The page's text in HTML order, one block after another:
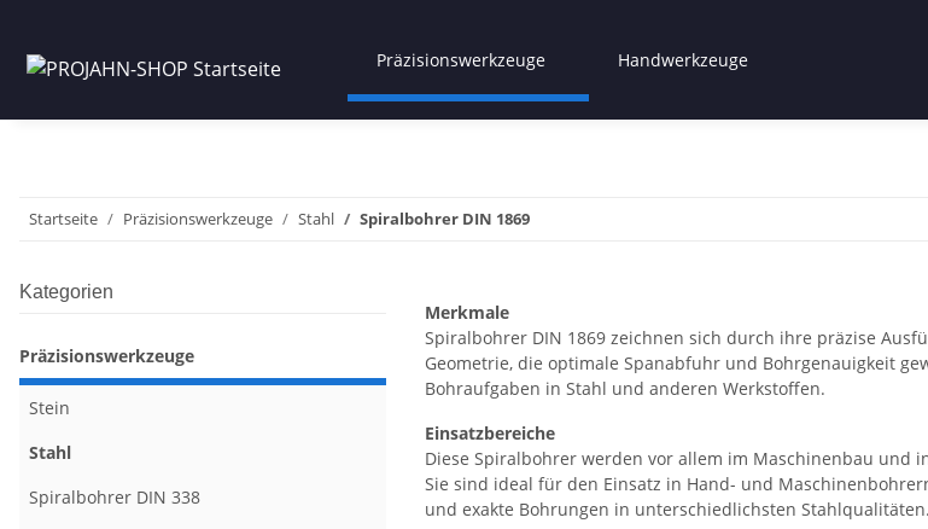
Präzisionswerkzeuge Handwerkzeuge
Startseite Präzisionswerkzeuge Stahl Spiralbohrer DIN 1869
Merkmale
Spiralbohrer DIN 1869 zeichnen sich durch ihre präzise
Geometrie, die optimale Spanabfuhr und Bohrgenauigkeit
Bohraufgaben in Stahl und anderen Werkstoffen.
Einsatzbereiche
Diese Spiralbohrer werden vor allem im Maschinenbau und
Sie sind ideal für den Einsatz in Hand- und
und exakte Bohrungen in unterschiedlichsten Stahlqualitäten.
Kategorien
Präzisionswerkzeuge
Stein
Stahl
Spiralbohrer DIN 338